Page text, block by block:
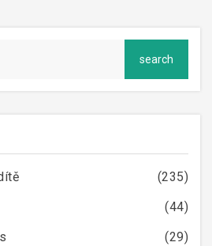
(235)
(44)
(29)